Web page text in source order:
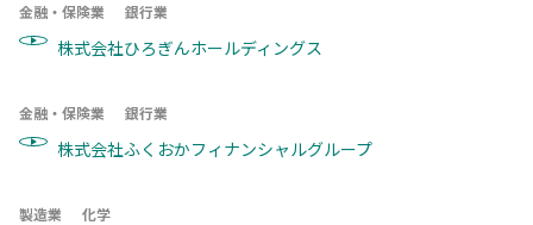
金融・保険業 銀行業
株式会社ひろぎんホールディングス
金融・保険業 銀行業
株式会社ふくおかフィナンシャルグループ
製造業 化学